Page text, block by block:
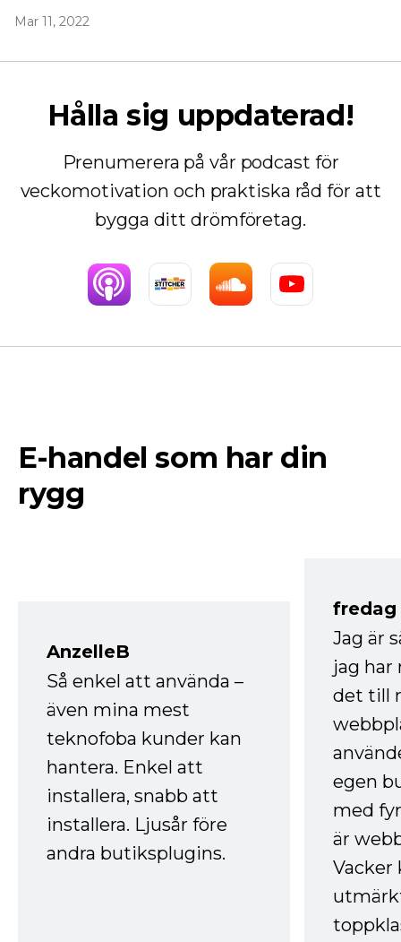
Mar 11, 2022
Hålla sig uppdaterad!
Prenumerera på vår podcast för
veckomotivation och praktiska råd för att
bygga ditt drömföretag.
E-handel som har din
rygg
AnzelleB
Så enkel att använda –
även mina mest
teknofoba kunder kan
hantera. Enkel att
installera, snabb att
installera. Ljusår före
andra butiksplugins.
fredag
Jag är
jag
det till
egen
med
är
Vacker